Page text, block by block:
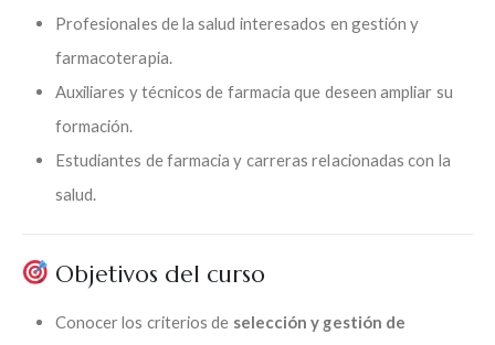
Profesionales de la salud interesados en gestión y
farmacoterapia.
Auxiliares y técnicos de farmacia que deseen ampliar su
formación.
Estudiantes de farmacia y carreras relacionadas con la
salud.
Objetivos del curso
Conocer los criterios de selección y gestión de